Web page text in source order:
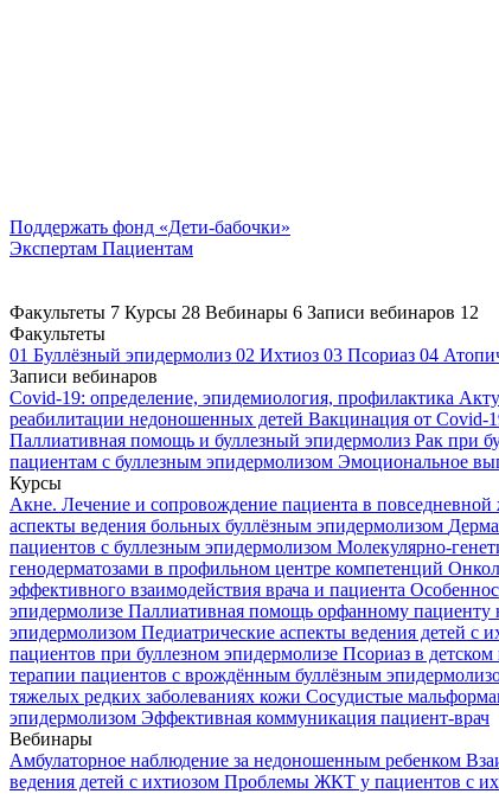
Поддержать фонд «Дети-бабочки»
Экспертам Пациентам
Факультеты 7 Курсы 28 Вебинары 6 Записи вебинаров 12
Факультеты
01 Буллёзный эпидермолиз 02 Ихтиоз 03 Псориаз 04
Записи вебинаров
Covid-19: определение, эпидемиология, профилактика
реабилитации недоношенных детей Вакцинация от Covid-
Паллиативная помощь и буллезный эпидермолиз Рак при
пациентам с буллезным эпидермолизом Эмоциональное
Курсы
Акне. Лечение и сопровождение пациента в повседневной
аспекты ведения больных буллёзным эпидермолизом
пациентов с буллезным эпидермолизом Молекулярно-
генодерматозами в профильном центре компетенций
эффективного взаимодействия врача и пациента
эпидермолизе Паллиативная помощь орфанному пациенту
эпидермолизом Педиатрические аспекты ведения детей с
пациентов при буллезном эпидермолизе Псориаз в детском
терапии пациентов с врождённым буллёзным
тяжелых редких заболеваниях кожи Сосудистые
эпидермолизом Эффективная коммуникация пациент-врач
Вебинары
Амбулаторное наблюдение за недоношенным ребенком
ведения детей с ихтиозом Проблемы ЖКТ у пациентов с